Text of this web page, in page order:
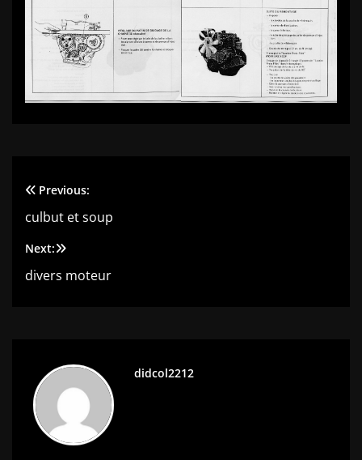
Navigation
de
l’article
Previous:
culbut et soup
Next:
divers moteur
didcol2212